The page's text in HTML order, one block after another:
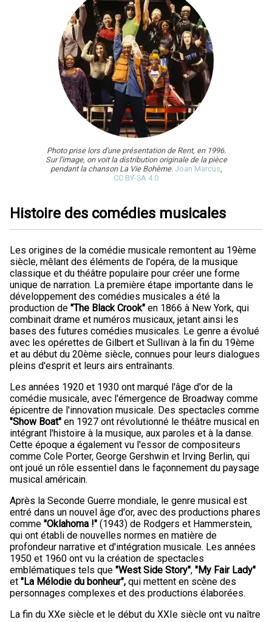
Photo prise lors d'une présentation de Rent, en 1996.
Sur l'image, on voit la distribution originale de la pièce
pendant la chanson La Vie Bohème. Joan Marcus
CC BY-SA 4.0
Histoire des comédies musicales
Les origines de la comédie musicale remontent au 19ème
siècle, mêlant des éléments de l'opéra, de la musique
classique et du théâtre populaire pour créer une forme
unique de narration. La première étape importante dans le
développement des comédies musicales a été la
production de "The Black Crook" en 1866 à New York, qui
combinait drame et numéros musicaux, jetant ainsi les
bases des futures comédies musicales. Le genre a évolué
avec les opérettes de Gilbert et Sullivan à la fin du 19ème
et au début du 20ème siècle, connues pour leurs dialogues
pleins d'esprit et leurs airs entraînants.
Les années 1920 et 1930 ont marqué l'âge d'or de la
comédie musicale, avec l'émergence de Broadway comme
épicentre de l'innovation musicale. Des spectacles comme
"Show Boat" en 1927 ont révolutionné le théâtre musical en
intégrant l'histoire à la musique, aux paroles et à la danse.
Cette époque a également vu l'essor de compositeurs
comme Cole Porter, George Gershwin et Irving Berlin, qui
ont joué un rôle essentiel dans le façonnement du paysage
musical américain.
Après la Seconde Guerre mondiale, le genre musical est
entré dans un nouvel âge d'or, avec des productions phares
comme "Oklahoma !" (1943) de Rodgers et Hammerstein,
qui ont établi de nouvelles normes en matière de
profondeur narrative et d'intégration musicale. Les années
1950 et 1960 ont vu la création de spectacles
emblématiques tels que "West Side Story", "My Fair Lady"
et "La Mélodie du bonheur", qui mettent en scène des
personnages complexes et des productions élaborées.
La fin du XXe siècle et le début du XXIe siècle ont vu naître